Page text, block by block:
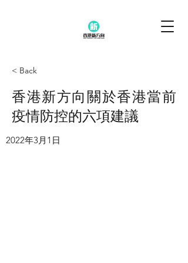
< Back
香港新方向關於香港當前
疫情防控的六項建議
2022年3月1日